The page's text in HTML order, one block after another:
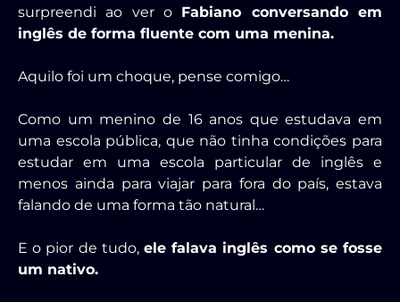
surpreendi ao ver o Fabiano conversando em
inglês de forma fluente com uma menina.
Aquilo foi um choque, pense comigo…
Como um menino de 16 anos que estudava em
uma escola pública, que não tinha condições para
estudar em uma escola particular de inglês e
menos ainda para viajar para fora do país, estava
falando de uma forma tão natural…
E o pior de tudo, ele falava inglês como se fosse
um nativo.